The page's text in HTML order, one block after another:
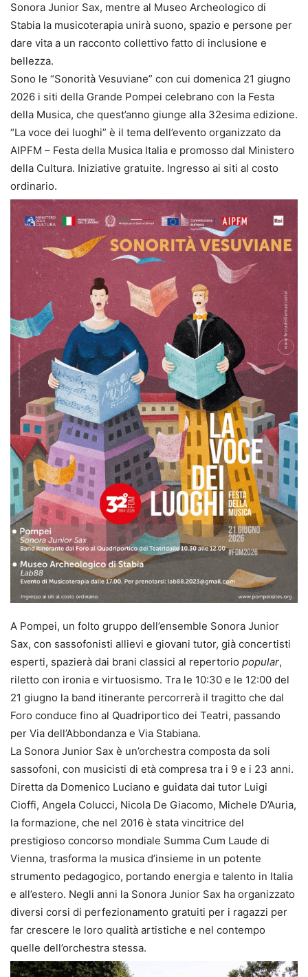
Sonora Junior Sax, mentre al Museo Archeologico di
Stabia la musicoterapia unirà suono, spazio e persone per
dare vita a un racconto collettivo fatto di inclusione e
bellezza.
Sono le “Sonorità Vesuviane” con cui domenica 21 giugno
2026 i siti della Grande Pompei celebrano con la Festa
della Musica, che quest’anno giunge alla 32esima edizione.
“La voce dei luoghi” è il tema dell’evento organizzato da
AIPFM – Festa della Musica Italia e promosso dal Ministero
della Cultura. Iniziative gratuite. Ingresso ai siti al costo
ordinario.
A Pompei, un folto gruppo dell’ensemble Sonora Junior
Sax, con sassofonisti allievi e giovani tutor, già concertisti
esperti, spazierà dai brani classici al repertorio popular,
riletto con ironia e virtuosismo. Tra le 10:30 e le 12:00 del
21 giugno la band itinerante percorrerà il tragitto che dal
Foro conduce fino al Quadriportico dei Teatri, passando
per Via dell’Abbondanza e Via Stabiana.
La Sonora Junior Sax è un’orchestra composta da soli
sassofoni, con musicisti di età compresa tra i 9 e i 23 anni.
Diretta da Domenico Luciano e guidata dai tutor Luigi
Cioffi, Angela Colucci, Nicola De Giacomo, Michele D’Auria,
la formazione, che nel 2016 è stata vincitrice del
prestigioso concorso mondiale Summa Cum Laude di
Vienna, trasforma la musica d’insieme in un potente
strumento pedagogico, portando energia e talento in Italia
e all’estero. Negli anni la Sonora Junior Sax ha organizzato
diversi corsi di perfezionamento gratuiti per i ragazzi per
far crescere le loro qualità artistiche e nel contempo
quelle dell’orchestra stessa.